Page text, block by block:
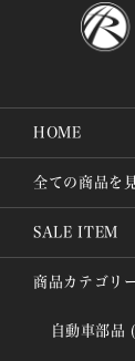
HOME
全ての商品を
SALE ITEM
商品カテゴリ
自動車部品